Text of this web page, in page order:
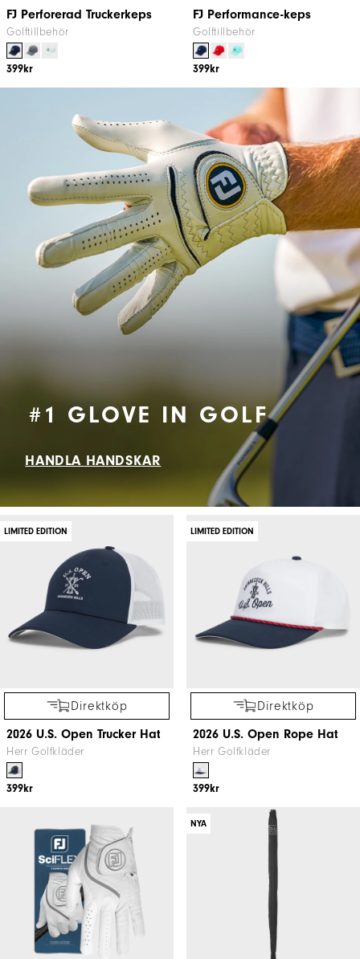
FJ Perforerad Truckerkeps
Golftillbehör
399kr
FJ Performance-keps
Golftillbehör
399kr
#1 GLOVE IN GOLF
HANDLA HANDSKAR
LIMITED EDITION
Direktköp
2026 U.S. Open Trucker Hat
Herr Golfkläder
399kr
LIMITED EDITION
Direktköp
2026 U.S. Open Rope Hat
Herr Golfkläder
399kr
NYA